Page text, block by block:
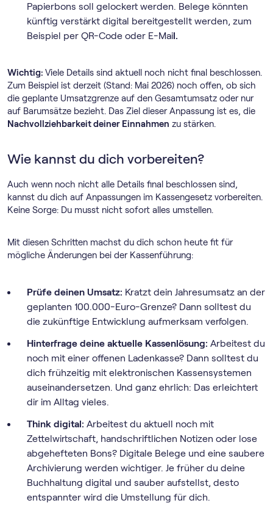
Papierbons soll gelockert werden. Belege könnten
künftig verstärkt digital bereitgestellt werden, zum
Beispiel per QR-Code oder E-Mail.
Wichtig: Viele Details sind aktuell noch nicht final beschlossen.
Zum Beispiel ist derzeit (Stand: Mai 2026) noch offen, ob sich
die geplante Umsatzgrenze auf den Gesamtumsatz oder nur
auf Barumsätze bezieht. Das Ziel dieser Anpassung ist es, die
Nachvollziehbarkeit deiner Einnahmen zu stärken.
Wie kannst du dich vorbereiten?
Auch wenn noch nicht alle Details final beschlossen sind,
kannst du dich auf Anpassungen im Kassengesetz vorbereiten.
Keine Sorge: Du musst nicht sofort alles umstellen.
Mit diesen Schritten machst du dich schon heute fit für
mögliche Änderungen bei der Kassenführung:
Prüfe deinen Umsatz: Kratzt dein Jahresumsatz an der
geplanten 100.000-Euro-Grenze? Dann solltest du
die zukünftige Entwicklung aufmerksam verfolgen.
Hinterfrage deine aktuelle Kassenlösung: Arbeitest du
noch mit einer offenen Ladenkasse? Dann solltest du
dich frühzeitig mit elektronischen Kassensystemen
auseinandersetzen. Und ganz ehrlich: Das erleichtert
dir im Alltag vieles.
Think digital: Arbeitest du aktuell noch mit
Zettelwirtschaft, handschriftlichen Notizen oder lose
abgehefteten Bons? Digitale Belege und eine saubere
Archivierung werden wichtiger. Je früher du deine
Buchhaltung digital und sauber aufstellst, desto
entspannter wird die Umstellung für dich.